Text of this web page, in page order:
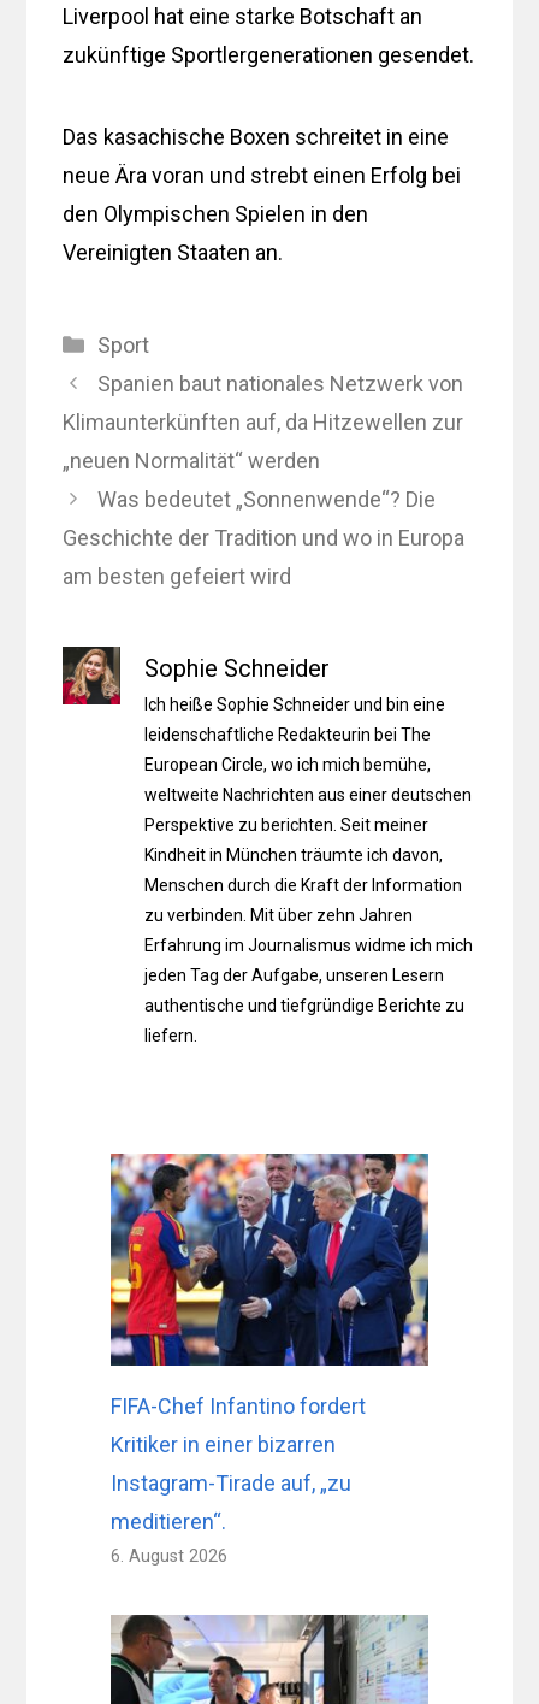
Liverpool hat eine starke Botschaft an
zukünftige Sportlergenerationen gesendet.
Das kasachische Boxen schreitet in eine
neue Ära voran und strebt einen Erfolg bei
den Olympischen Spielen in den
Vereinigten Staaten an.
Kategorien
Sport
Spanien baut nationales Netzwerk von
Klimaunterkünften auf, da Hitzewellen zur
„neuen Normalität“ werden
Was bedeutet „Sonnenwende“? Die
Geschichte der Tradition und wo in Europa
am besten gefeiert wird
Sophie Schneider
Ich heiße Sophie Schneider und bin eine
leidenschaftliche Redakteurin bei The
European Circle, wo ich mich bemühe,
weltweite Nachrichten aus einer deutschen
Perspektive zu berichten. Seit meiner
Kindheit in München träumte ich davon,
Menschen durch die Kraft der Information
zu verbinden. Mit über zehn Jahren
Erfahrung im Journalismus widme ich mich
jeden Tag der Aufgabe, unseren Lesern
authentische und tiefgründige Berichte zu
liefern.
FIFA-Chef Infantino fordert
Kritiker in einer bizarren
Instagram-Tirade auf, „zu
meditieren“.
6. August 2026